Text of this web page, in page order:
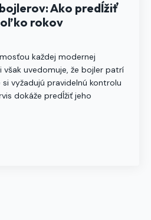
Ako predĺžiť
rokov
každej modernej
uvedomuje, že bojler patrí
vyžadujú pravidelnú kontrolu
dokáže predĺžiť jeho